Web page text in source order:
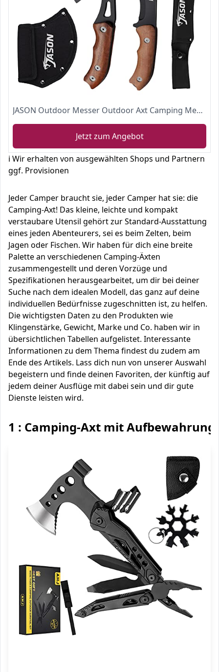
JASON Outdoor Messer Outdoor Axt Camping Messer Camping Beil Gürtelmesser
Jetzt zum Angebot
ℹ️ Wir erhalten von ausgewählten Shops und Partnern
ggf. Provisionen
Jeder Camper braucht sie, jeder Camper hat sie: die
Camping-Axt! Das kleine, leichte und kompakt
verstaubare Utensil gehört zur Standard-Ausstattung
eines jeden Abenteurers, sei es beim Zelten, beim
Jagen oder Fischen. Wir haben für dich eine breite
Palette an verschiedenen Camping-Äxten
zusammengestellt und deren Vorzüge und
Spezifikationen herausgearbeitet, um dir bei deiner
Suche nach dem idealen Modell, das ganz auf deine
individuellen Bedürfnisse zugeschnitten ist, zu helfen.
Die wichtigsten Daten zu den Produkten wie
Klingenstärke, Gewicht, Marke und Co. haben wir in
übersichtlichen Tabellen aufgelistet. Interessante
Informationen zu dem Thema findest du zudem am
Ende des Artikels. Lass dich nun von unserer Auswahl
begeistern und finde deinen Favoriten, der künftig auf
jedem deiner Ausflüge mit dabei sein und dir gute
Dienste leisten wird.
1 : Camping-Axt mit